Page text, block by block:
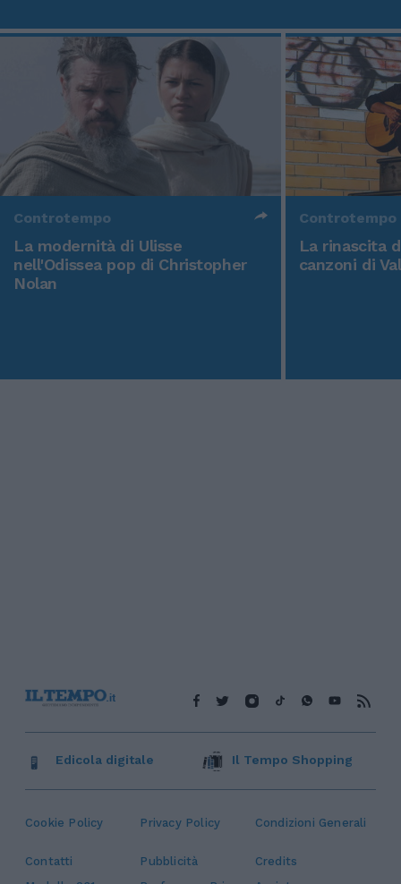
Controtempo
La modernità di Ulisse
nell'Odissea pop di Christopher
Nolan
Controtempo
La rinascita
canzoni di
Cookie Policy Privacy Policy Condizioni Generali
Contatti Pubblicità
Credits
Edicola digitale Il Tempo Shopping